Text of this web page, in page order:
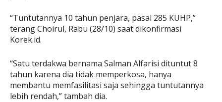
“Tuntutannya 10 tahun penjara, pasal 285 KUHP,”
terang Choirul, Rabu (28/10) saat dikonfirmasi
Korek.id.
“Satu terdakwa bernama Salman Alfarisi dituntut 8
tahun karena dia tidak memperkosa, hanya
membantu memfasilitasi saja sehingga tuntutannya
lebih rendah,” tambah dia.